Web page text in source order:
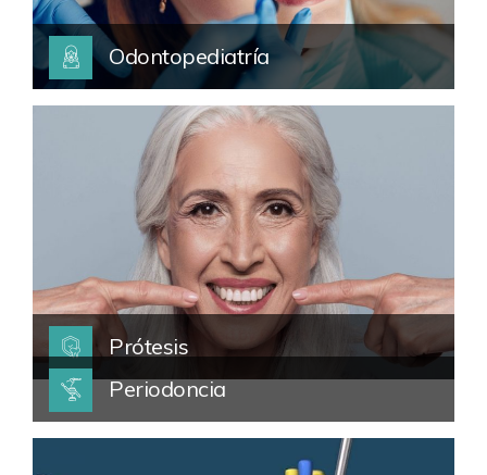
Odontopediatría
Prótesis
Periodoncia